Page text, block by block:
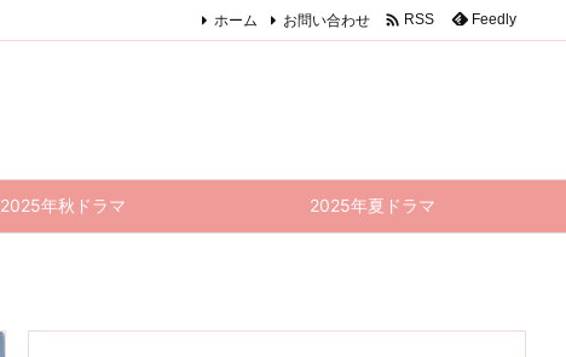
2025年秋ドラマ 2025年夏ドラマ
ホーム お問い合わせ  RSS Feedly